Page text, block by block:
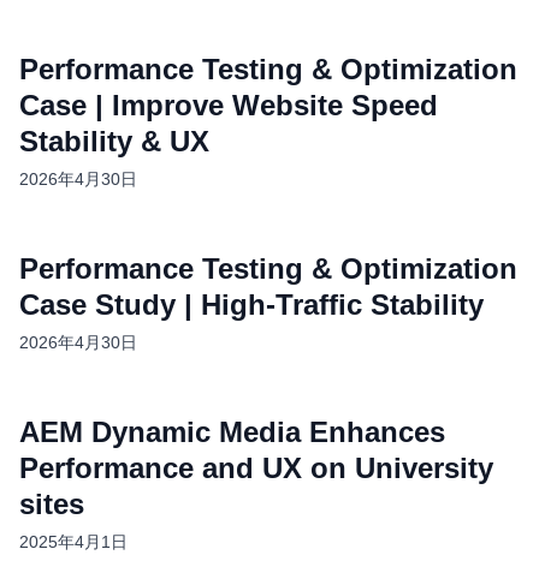
Performance Testing & Optimization
Case | Improve Website Speed
Stability & UX
2026年4月30日
Performance Testing & Optimization
Case Study | High-Traffic Stability
2026年4月30日
AEM Dynamic Media Enhances
Performance and UX on University
sites
2025年4月1日